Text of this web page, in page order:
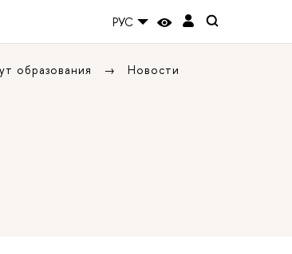
РУС
образования Новости